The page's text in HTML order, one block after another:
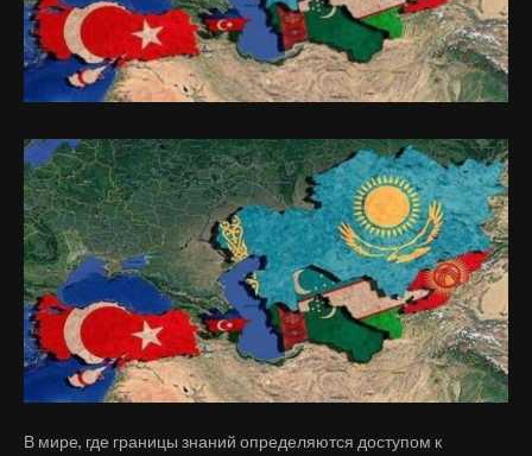
В мире, где границы знаний определяются доступом к